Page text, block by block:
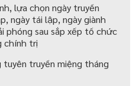
lựa chọn ngày truyền
ngày tái lập, ngày giành
phóng sau sắp xếp tố chức
chính trị
tuyên truyền miệng tháng